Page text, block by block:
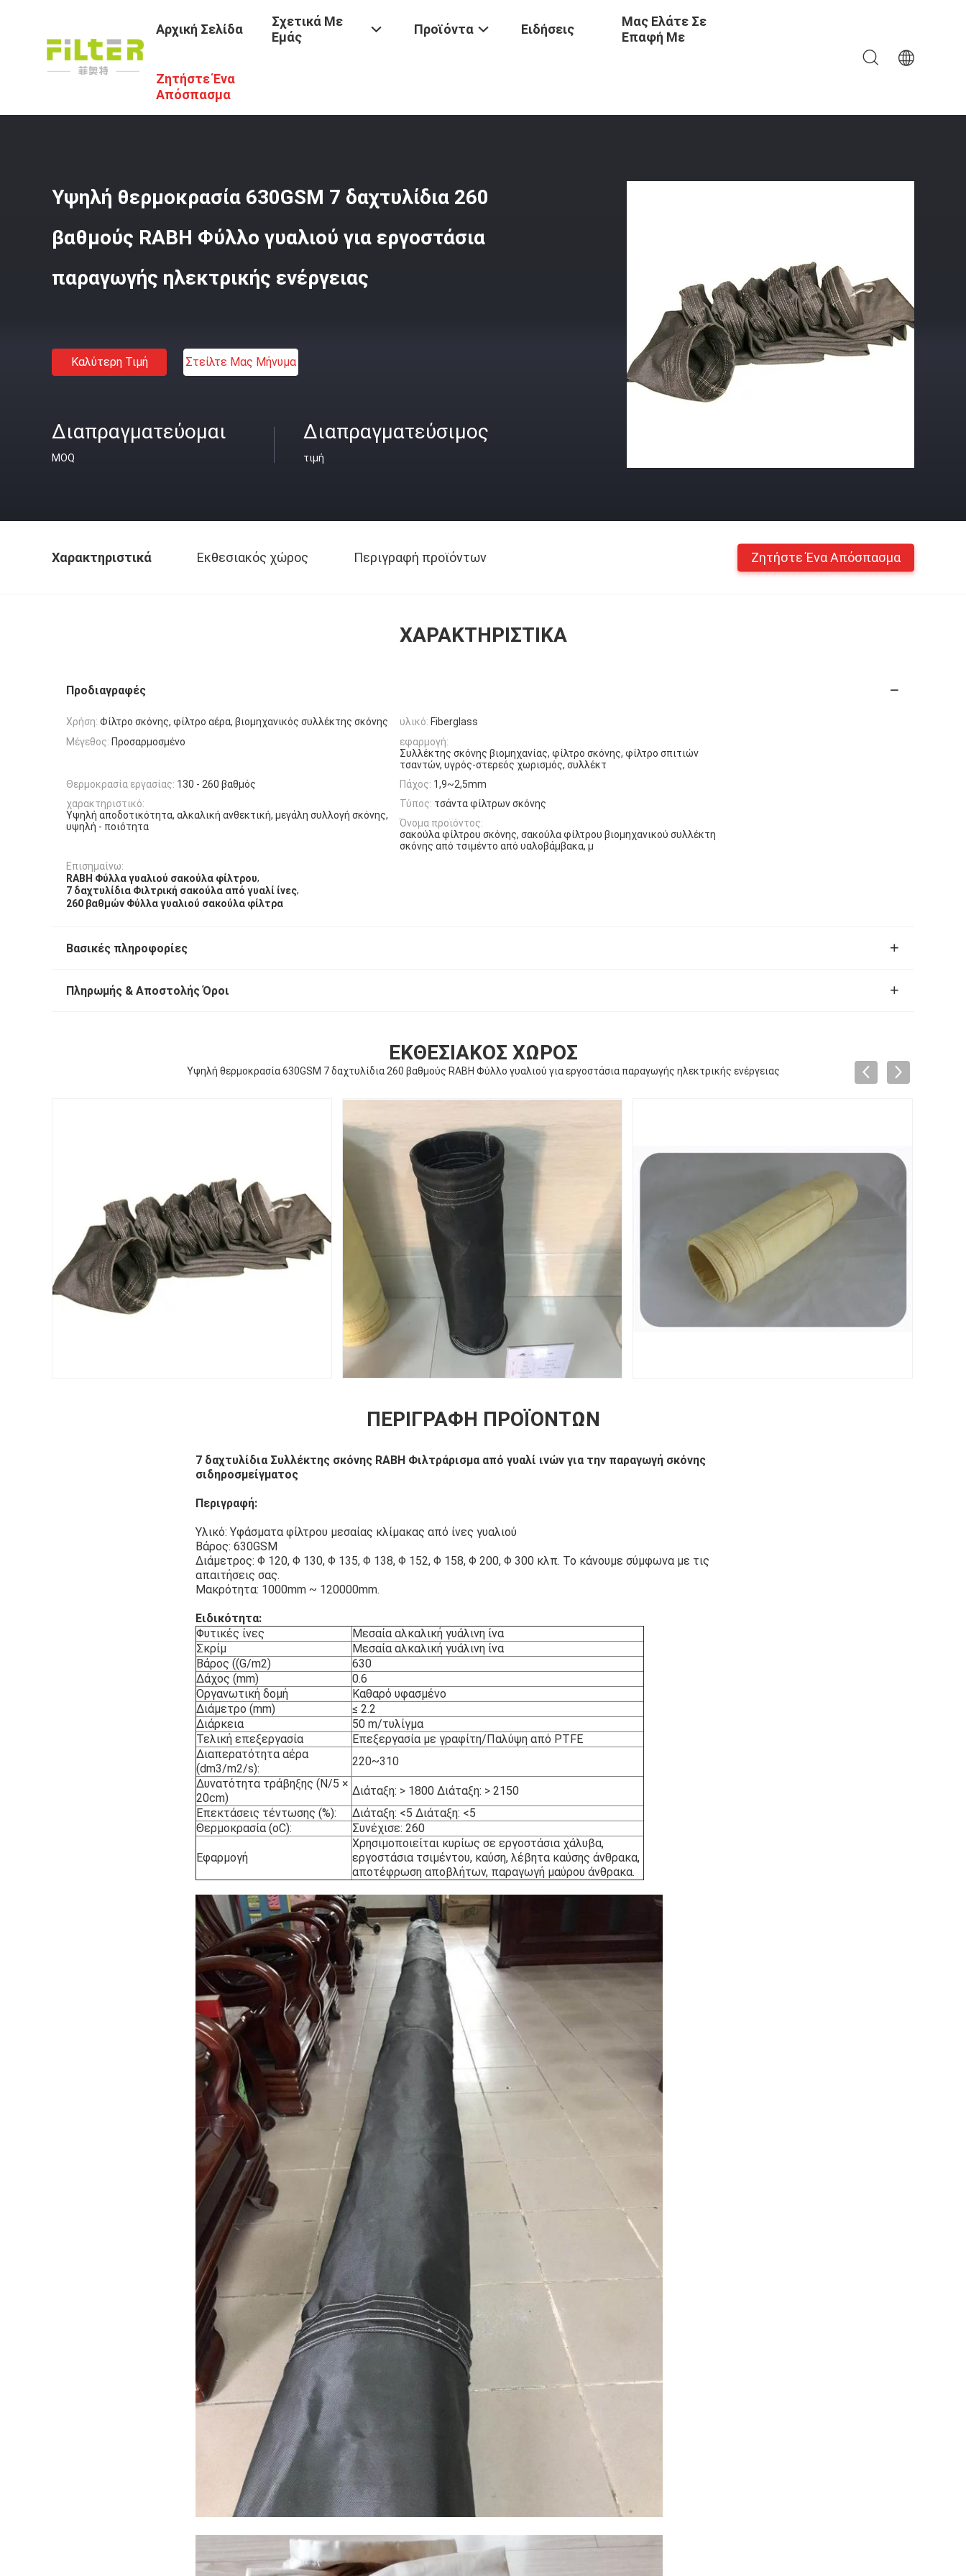
Αρχική Σελίδα
Σχετικά Με
Εμάς
Προϊόντα Ειδήσεις
Μας Ελάτε Σε
Επαφή Με
Ζητήστε Ένα
Απόσπασμα
Αρχική Σελίδα Προϊόντα / Τύπος Φίλτρου Αραμιδίου
Υψηλή θερμοκρασία 630GSM 7 δαχτυλίδια 260
βαθμούς RABH Φύλλο γυαλιού για εργοστάσια
παραγωγής ηλεκτρικής ενέργειας
Καλύτερη Τιμή Στείλτε Μας Μήνυμα
Διαπραγματεύομαι
MOQ
Διαπραγματεύσιμος
τιμή
Χαρακτηριστικά Εκθεσιακός χώρος Περιγραφή προϊόντων Ζητήστε Ένα Απόσπασμα
ΧΑΡΑΚΤΗΡΙΣΤΙΚΆ
Προδιαγραφές
Χρήση: Φίλτρο σκόνης, φίλτρο αέρα, βιομηχανικός συλλέκτης σκόνης υλικό: Fiberglass
Μέγεθος: Προσαρμοσμένο
εφαρμογή:
Συλλέκτης σκόνης βιομηχανίας, φίλτρο σκόνης, φίλτρο σπιτιών
τσαντών, υγρός-στερεός χωρισμός, συλλέκτ
Θερμοκρασία εργασίας: 130 - 260 βαθμός Πάχος: 1,9~2,5mm
χαρακτηριστικό:
Υψηλή αποδοτικότητα, αλκαλική ανθεκτική, μεγάλη συλλογή σκόνης,
υψηλή - ποιότητα
Τύπος: τσάντα φίλτρων σκόνης
Όνομα προϊόντος:
σακούλα φίλτρου σκόνης, σακούλα φίλτρου βιομηχανικού συλλέκτη
σκόνης από τσιμέντο από υαλοβάμβακα, μ
Επισημαίνω:
RABH Φύλλα γυαλιού σακούλα φίλτρου,
7 δαχτυλίδια Φιλτρική σακούλα από γυαλί ίνες,
260 βαθμών Φύλλα γυαλιού σακούλα φίλτρα
Βασικές πληροφορίες
Πληρωμής & Αποστολής Όροι
ΕΚΘΕΣΙΑΚΌΣ ΧΏΡΟΣ
Υψηλή θερμοκρασία 630GSM 7 δαχτυλίδια 260 βαθμούς RABH Φύλλο γυαλιού για εργοστάσια παραγωγής ηλεκτρικής ενέργειας
ΠΕΡΙΓΡΑΦΉ ΠΡΟΪΌΝΤΩΝ
7 δαχτυλίδια Συλλέκτης σκόνης RABH Φιλτράρισμα από γυαλί ινών για την παραγωγή σκόνης
σιδηροσμείγματος
Περιγραφή:
Υλικό: Υφάσματα φίλτρου μεσαίας κλίμακας από ίνες γυαλιού
Βάρος: 630GSM
Διάμετρος: Φ 120, Φ 130, Φ 135, Φ 138, Φ 152, Φ 158, Φ 200, Φ 300 κλπ. Το κάνουμε σύμφωνα με τις
απαιτήσεις σας.
Μακρότητα: 1000mm ~ 120000mm.
Ειδικότητα:
Φυτικές ίνες
Μεσαία αλκαλική γυάλινη ίνα
Σκρίμ
Μεσαία αλκαλική γυάλινη ίνα
Βάρος ((G/m2)
630
Δάχος (mm)
0.6
Οργανωτική δομή
Καθαρό υφασμένο
Διάμετρο (mm)
≤ 2.2
Διάρκεια
50 m/τυλίγμα
Τελική επεξεργασία
Επεξεργασία με γραφίτη/Παλύψη από PTFE
Διαπερατότητα αέρα
(dm3/m2/s):
220~310
Δυνατότητα τράβηξης (N/5 ×
20cm)
Διάταξη: > 1800 Διάταξη: > 2150
Επεκτάσεις τέντωσης (%):
Διάταξη: <5 Διάταξη: <5
Θερμοκρασία (oC):
Συνέχισε: 260
Εφαρμογή
Χρησιμοποιείται κυρίως σε εργοστάσια χάλυβα,
εργοστάσια τσιμέντου, καύση, λέβητα καύσης άνθρακα,
αποτέφρωση αποβλήτων, παραγωγή μαύρου άνθρακα.